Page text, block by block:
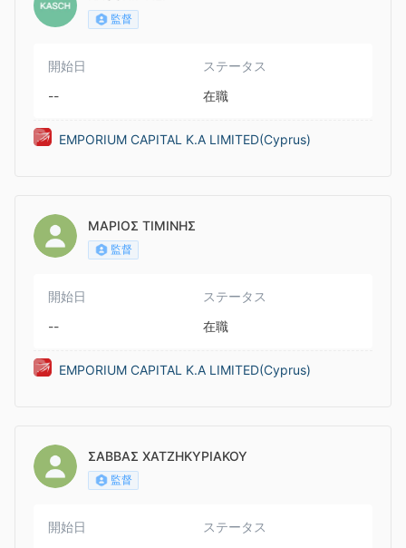
監督
開始日
--
ステータス
在職
EMPORIUM CAPITAL K.A LIMITED(Cyprus)
ΜΑΡΙΟΣ ΤΙΜΙΝΗΣ
監督
開始日
--
ステータス
在職
EMPORIUM CAPITAL K.A LIMITED(Cyprus)
ΣΑΒΒΑΣ ΧΑΤΖΗΚΥΡΙΑΚΟΥ
監督
開始日
ステータス